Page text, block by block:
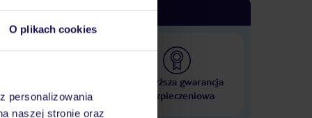
O plikach cookies
personalizowania
naszej stronie oraz
krajach
Najwyższa gwarancja
ubezpieczeniowa